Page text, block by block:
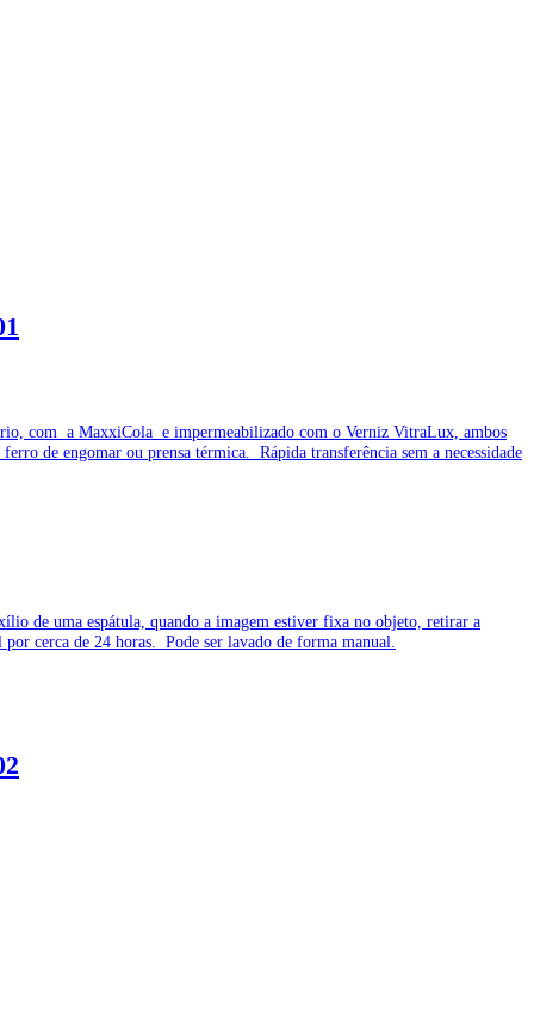
com a MaxxiCola e impermeabilizado com o Verniz VitraLux, ambos
de engomar ou prensa térmica. Rápida transferência sem a necessidade
de uma espátula, quando a imagem estiver fixa no objeto, retirar a
cerca de 24 horas. Pode ser lavado de forma manual.